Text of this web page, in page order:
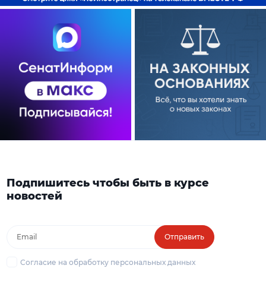
Подпишитесь чтобы быть в курсе
новостей
Отправить
Согласие на обработку персональных данных